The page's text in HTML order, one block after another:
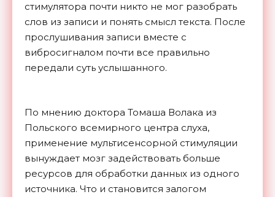
стимулятора почти никто не мог разобрать
слов из записи и понять смысл текста. После
прослушивания записи вместе с
вибросигналом почти все правильно
передали суть услышанного.
По мнению доктора Томаша Волака из
Польского всемирного центра слуха,
применение мультисенсорной стимуляции
вынуждает мозг задействовать больше
ресурсов для обработки данных из одного
источника. Что и становится залогом